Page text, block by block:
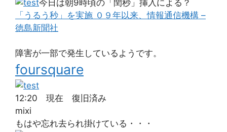
今日は朝9時頃の「閏秒」挿入による？
「うるう秒」を実施 ０９年以来、情報通信機構 –
徳島新聞社
障害が一部で発生しているようです。
foursquare
12:20 現在 復旧済み
mixi
もはや忘れ去られ掛けている・・・